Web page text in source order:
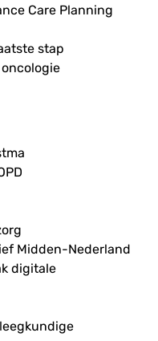
Care Planning
stap
Midden-Nederland
digitale